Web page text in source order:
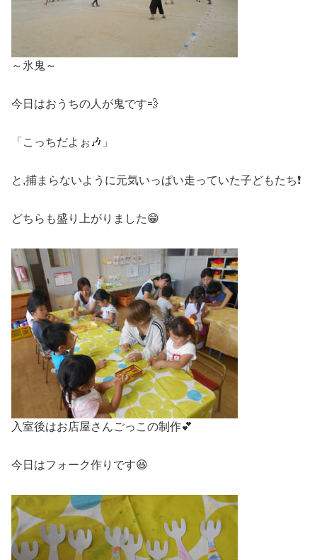
～氷鬼～
今日はおうちの人が鬼です💨
「こっちだよぉ🎶」
と,捕まらないように元気いっぱい走っていた子どもたち❗
どちらも盛り上がりました😁
入室後はお店屋さんごっこの制作💕
今日はフォーク作りです😆